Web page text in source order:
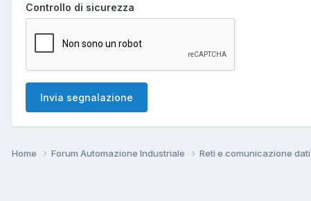
Controllo di sicurezza
Invia segnalazione
Home Forum Automazione Industriale Reti e comunicazione dati